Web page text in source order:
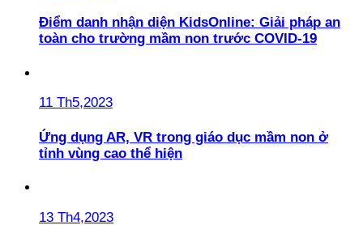
Điểm danh nhận diện KidsOnline: Giải pháp an
toàn cho trường mầm non trước COVID-19
11 Th5,2023
Ứng dụng AR, VR trong giáo dục mầm non ở
tỉnh vùng cao thể hiện
13 Th4,2023